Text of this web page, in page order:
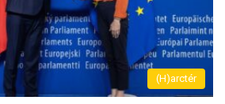
(H)arctér